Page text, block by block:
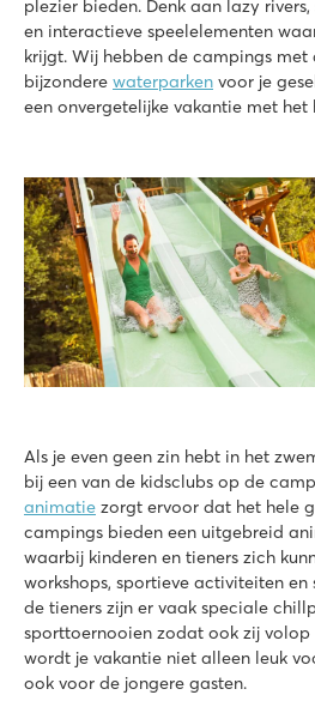
plezier bieden. Denk aan lazy
en interactieve speelelementen
krijgt. Wij hebben de campings met
bijzondere waterparken voor je
een onvergetelijke vakantie met het
Als je even geen zin hebt in het
bij een van de kidsclubs op de
animatie zorgt ervoor dat het hele
campings bieden een uitgebreid
waarbij kinderen en tieners zich
workshops, sportieve activiteiten en
de tieners zijn er vaak speciale
sporttoernooien zodat ook zij volop
wordt je vakantie niet alleen leuk
ook voor de jongere gasten.